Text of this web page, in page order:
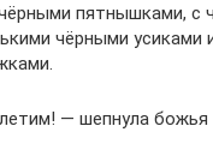
пятнышками, с
чёрными усиками
— шепнула божья